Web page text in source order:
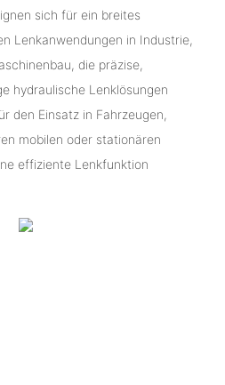
sich für ein breites
Lenkanwendungen in Industrie,
die präzise,
hydraulische Lenklösungen
den Einsatz in Fahrzeugen,
mobilen oder stationären
effiziente Lenkfunktion